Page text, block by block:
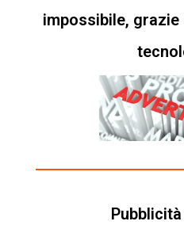
impossibile,